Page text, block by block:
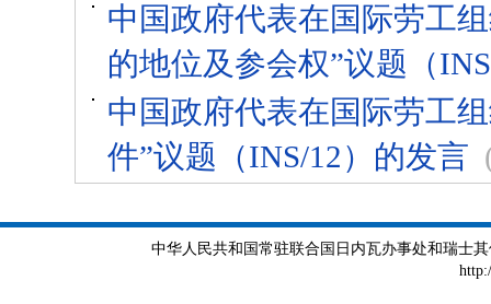
中国政府代表在国际劳工
的地位及参会权”议题（
中国政府代表在国际劳工
件”议题（INS/12）的发言
中华人民共和国常驻联合国日内瓦办事处和瑞士